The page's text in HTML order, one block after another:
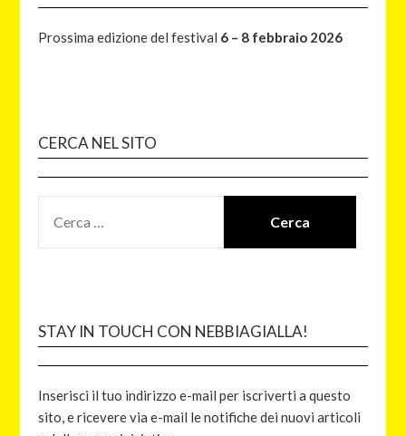
Prossima edizione del festival 6 – 8 febbraio 2026
CERCA NEL SITO
STAY IN TOUCH CON NEBBIAGIALLA!
Inserisci il tuo indirizzo e-mail per iscriverti a questo
sito, e ricevere via e-mail le notifiche dei nuovi articoli